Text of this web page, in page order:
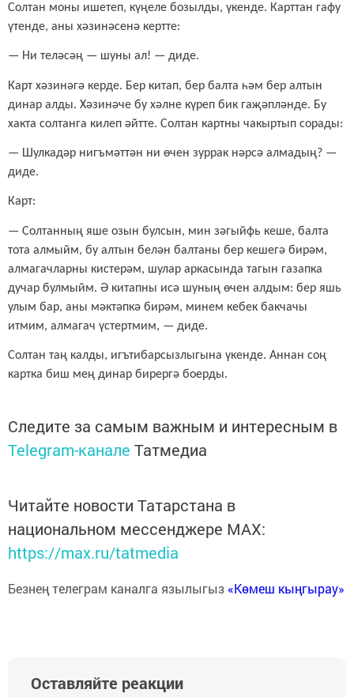
Солтан моны ишетеп, күңеле бозылды, үкенде. Карттан гафу
үтенде, аны хәзинәсенә кертте:
— Ни теләсәң — шуны ал! — диде.
Карт хәзинәгә керде. Бер китап, бер балта һәм бер алтын
динар алды. Хәзинәче бу хәлне күреп бик гаҗәпләнде. Бу
хакта солтанга килеп әйтте. Солтан картны чакыртып сорады:
— Шулкадәр нигъмәттән ни өчен зуррак нәрсә алмадың? —
диде.
Карт:
— Солтанның яше озын булсын, мин зәгыйфь кеше, балта
тота алмыйм, бу алтын белән балтаны бер кешегә бирәм,
алмагачларны кистерәм, шулар аркасында тагын газапка
дучар булмыйм. Ә китапны исә шуның өчен алдым: бер яшь
улым бар, аны мәктәпкә бирәм, минем кебек бакчачы
итмим, алмагач үстертмим, — диде.
Солтан таң калды, игътибарсызлыгына үкенде. Аннан соң
картка биш мең динар бирергә боерды.
Следите за самым важным и интересным в
Telegram-канале Татмедиа
Читайте новости Татарстана в
национальном мессенджере MАХ:
https://max.ru/tatmedia
Безнең телеграм каналга язылыгыз «Көмеш кыңгырау»
Оставляйте реакции